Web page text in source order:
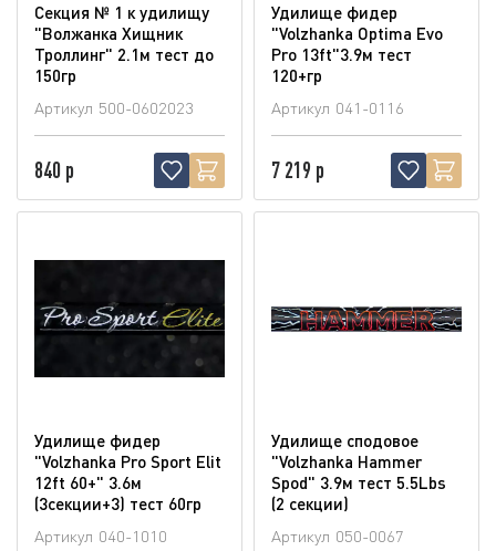
Секция № 1 к удилищу
"Волжанка Хищник
Троллинг" 2.1м тест до
150гр
Артикул 500-0602023
840 р
Удилище фидер
"Volzhanka Optima Evo
Pro 13ft"3.9м тест
120+гр
Артикул 041-0116
7 219 р
Удилище фидер
"Volzhanka Pro Sport Elit
12ft 60+" 3.6м
(3секции+3) тест 60гр
Артикул 040-1010
Удилище сподовое
"Volzhanka Hammer
Spod" 3.9м тест 5.5Lbs
(2 секции)
Артикул 050-0067